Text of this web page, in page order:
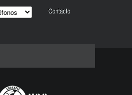
Contacto